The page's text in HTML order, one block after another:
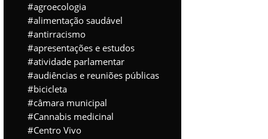
agroecologia
alimentação saudável
antirracismo
apresentações e estudos
atividade parlamentar
audiências e reuniões públicas
bicicleta
câmara municipal
Cannabis medicinal
Centro Vivo